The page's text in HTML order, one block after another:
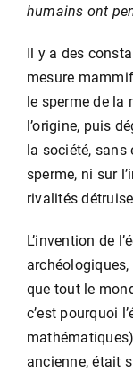
humains ont
Il y a des
mesure
le sperme de la
l’origine, puis
la société,
sperme, ni sur
rivalités
L’invention de
que tout le
c’est pourquoi
ancienne, était